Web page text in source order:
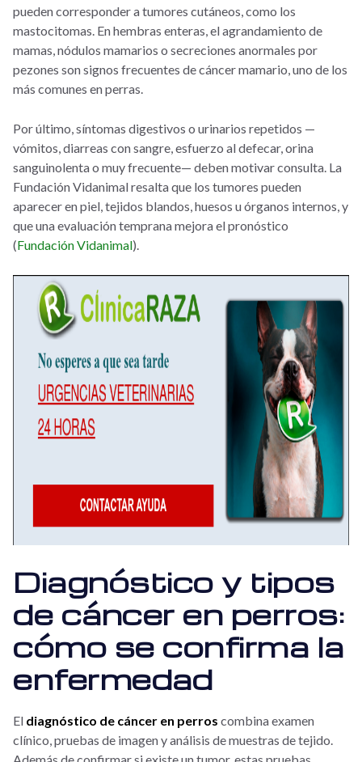
pueden corresponder a tumores cutáneos, como los
mastocitomas. En hembras enteras, el agrandamiento de
mamas, nódulos mamarios o secreciones anormales por
pezones son signos frecuentes de cáncer mamario, uno de los
más comunes en perras.
Por último, síntomas digestivos o urinarios repetidos —
vómitos, diarreas con sangre, esfuerzo al defecar, orina
sanguinolenta o muy frecuente— deben motivar consulta. La
Fundación Vidanimal resalta que los tumores pueden
aparecer en piel, tejidos blandos, huesos u órganos internos, y
que una evaluación temprana mejora el pronóstico
(Fundación Vidanimal).
Diagnóstico y tipos
de cáncer en perros:
cómo se confirma la
enfermedad
El diagnóstico de cáncer en perros combina examen
clínico, pruebas de imagen y análisis de muestras de tejido.